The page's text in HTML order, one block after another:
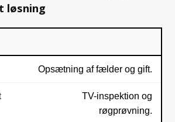
løsning
Opsætning af fælder og gift.
TV-inspektion og
røgprøvning.